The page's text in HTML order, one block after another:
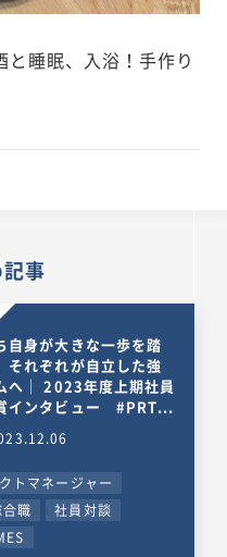
と睡眠、入浴！手作り
事
自身が大きな一歩を踏
それぞれが自立した強
へ｜ 2023年度上期社員
インタビュー #PRT...
トマネージャー
職
社員対談